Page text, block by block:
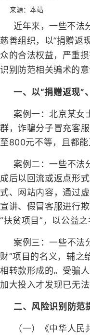
来源：本站
近年来，一些不法
慈善组织，以“捐赠返
众的合法权益，严重
识别防范相关骗术的
一、以“捐赠返现”
案例一：北京某女
群，诈骗分子冒充客
至800元不等，且都
案例二：一些不法
成后以回流或返点形
式、网站内容，通过
宣讲、假冒客服进行
“扶贫项目”，以公益
案例三：一些不法
财”项目的名义，辅之
相转款形成的。受骗
加大投入才发现已无法
二、风险识别防范
（一）《中华人